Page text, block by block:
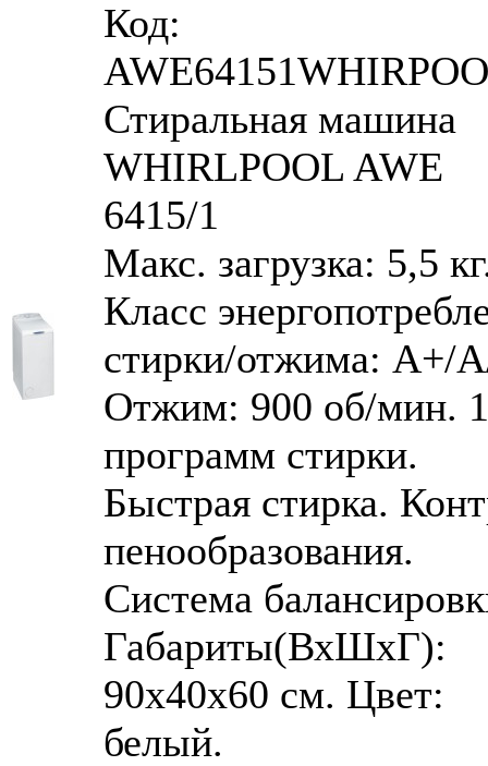
Код:
AWE64151WHIRPOO
Стиральная машина
WHIRLPOOL AWE
6415/1
Макс. загрузка: 5,5
Класс
стирки/отжима: А+/
Отжим: 900 об/мин.
программ стирки.
Быстрая стирка.
пенообразования.
Система
Габариты(ВхШхГ):
90x40x60 см. Цвет:
белый.